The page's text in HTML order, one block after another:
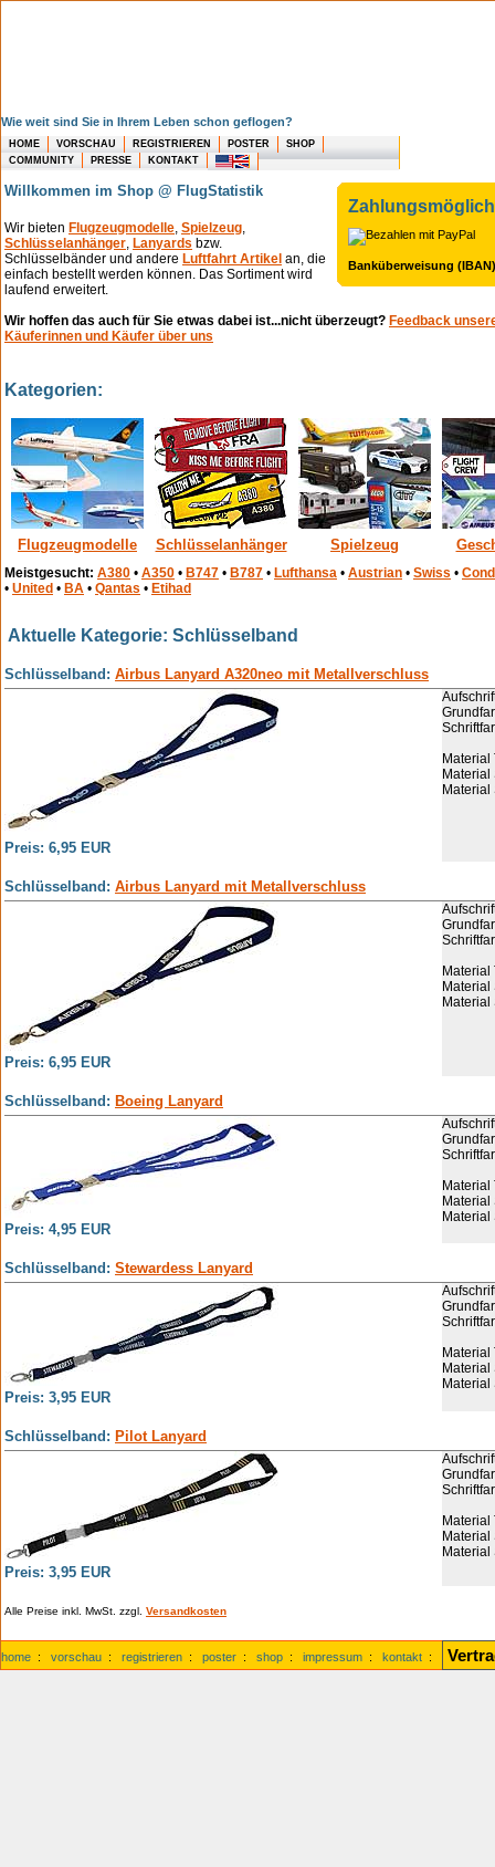
Wie weit sind Sie in Ihrem Leben schon geflogen?
HOME VORSCHAU REGISTRIEREN POSTER
SHOP
COMMUNITY
PRESSE KONTAKT
Banküberweisung (IBAN)
Willkommen im Shop @ FlugStatistik
Wir bieten Flugzeugmodelle, Spielzeug,
Schlüsselanhänger, Lanyards bzw.
Schlüsselbänder und andere Luftfahrt Artikel an, die
einfach bestellt werden können. Das Sortiment wird
laufend erweitert.
Wir hoffen das auch für Sie etwas dabei ist...nicht überzeugt? Feedback
Käuferinnen und Käufer über uns
Kategorien:
Flugzeugmodelle Schlüsselanhänger Spielzeug
Meistgesucht: A380 • A350 • B747 • B787 • Lufthansa • Austrian • Swiss •
• United • BA • Qantas • Etihad
Aktuelle Kategorie: Schlüsselband
Schlüsselband: Airbus Lanyard A320neo mit Metallverschluss
Preis: 6,95 EUR
Material
Material
Schlüsselband: Airbus Lanyard mit Metallverschluss
Preis: 6,95 EUR
Material
Material
Schlüsselband: Boeing Lanyard
Preis: 4,95 EUR
Material
Material
Schlüsselband: Stewardess Lanyard
Preis: 3,95 EUR
Material
Material
Schlüsselband: Pilot Lanyard
Preis: 3,95 EUR
Material
Material
Alle Preise inkl. MwSt. zzgl. Versandkosten
home : vorschau : registrieren : poster : shop : impressum : kontakt :